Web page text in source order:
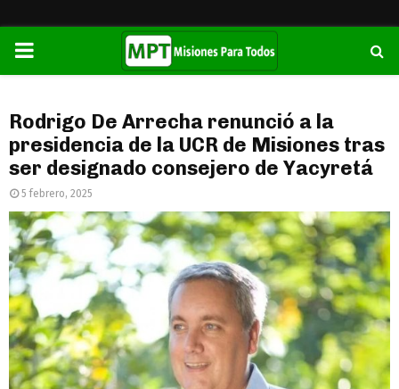
PRIMARY
Rodrigo De Arrecha renunció a la
presidencia de la UCR de Misiones tras
ser designado consejero de Yacyretá
5 febrero, 2025